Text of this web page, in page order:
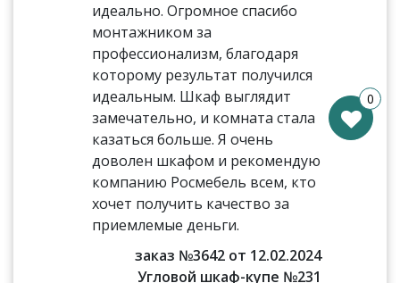
идеально. Огромное спасибо
монтажником за
профессионализм, благодаря
которому результат получился
идеальным. Шкаф выглядит
замечательно, и комната стала
казаться больше. Я очень
доволен шкафом и рекомендую
компанию Росмебель всем, кто
хочет получить качество за
приемлемые деньги.
заказ №3642 от 12.02.2024
Угловой шкаф-купе №231
0